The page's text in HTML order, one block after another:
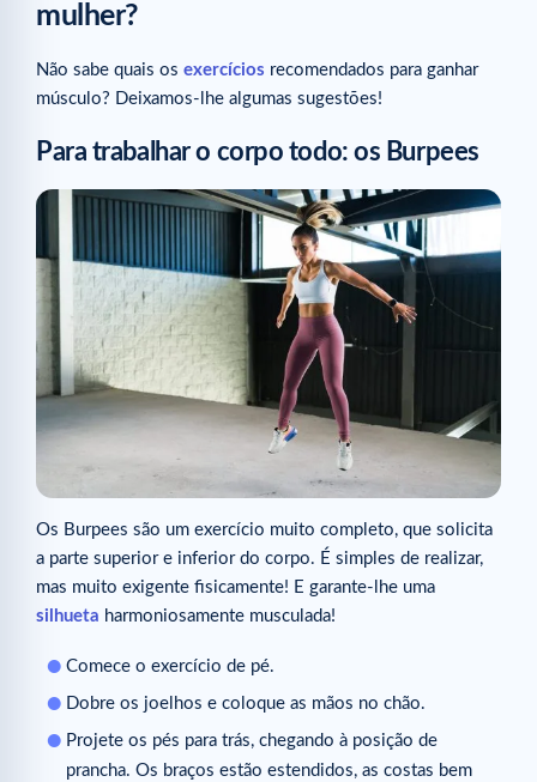
mulher?
Não sabe quais os exercícios recomendados para ganhar
músculo? Deixamos-lhe algumas sugestões!
Para trabalhar o corpo todo: os Burpees
Os Burpees são um exercício muito completo, que solicita
a parte superior e inferior do corpo. É simples de realizar,
mas muito exigente fisicamente! E garante-lhe uma
silhueta harmoniosamente musculada!
Comece o exercício de pé.
Dobre os joelhos e coloque as mãos no chão.
Projete os pés para trás, chegando à posição de
prancha. Os braços estão estendidos, as costas bem